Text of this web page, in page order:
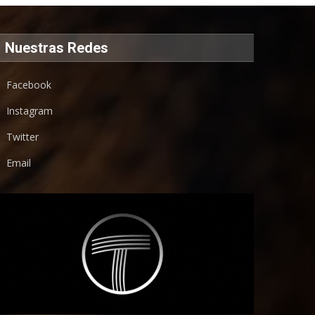
Nuestras Redes
Facebook
Instagram
Twitter
Email